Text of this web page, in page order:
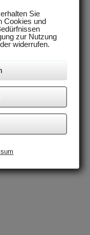
Sie
Cookies und
zur Nutzung
widerrufen.